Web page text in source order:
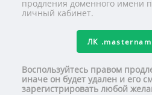
продления доменного имени
личный кабинет.
ЛК
Воспользуйтесь правом
иначе он будет удален и его
зарегистрировать любой